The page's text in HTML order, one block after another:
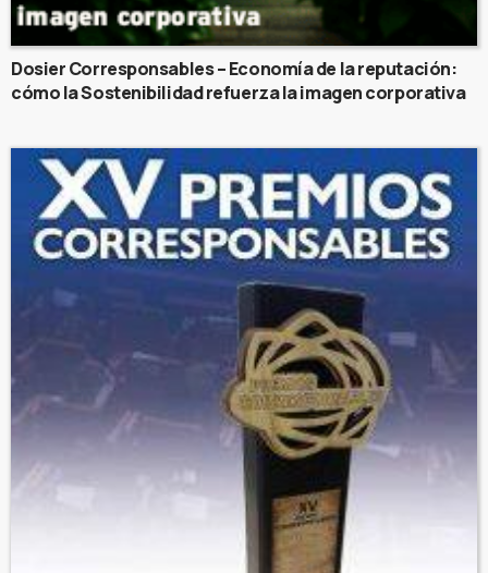
Dosier Corresponsables – Economía de la reputación:
cómo la Sostenibilidad refuerza la imagen corporativa